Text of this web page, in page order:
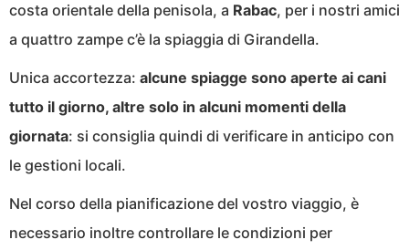
costa orientale della penisola, a Rabac, per i nostri amici
a quattro zampe c’è la spiaggia di Girandella.
Unica accortezza: alcune spiagge sono aperte ai cani
tutto il giorno, altre solo in alcuni momenti della
giornata: si consiglia quindi di verificare in anticipo con
le gestioni locali.
Nel corso della pianificazione del vostro viaggio, è
necessario inoltre controllare le condizioni per